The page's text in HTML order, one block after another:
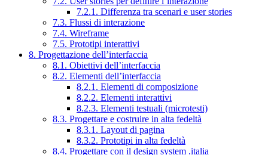
7.2.1. Differenza tra scenari e user stories
7.3. Flussi di interazione
7.4. Wireframe
7.5. Prototipi interattivi
8. Progettazione dell’interfaccia
8.1. Obiettivi dell’interfaccia
8.2. Elementi dell’interfaccia
8.2.1. Elementi di composizione
8.2.2. Elementi interattivi
8.2.3. Elementi testuali (microtesti)
8.3. Progettare e costruire in alta fedeltà
8.3.1. Layout di pagina
8.3.2. Prototipi in alta fedeltà
8.4. Progettare con il design system .italia